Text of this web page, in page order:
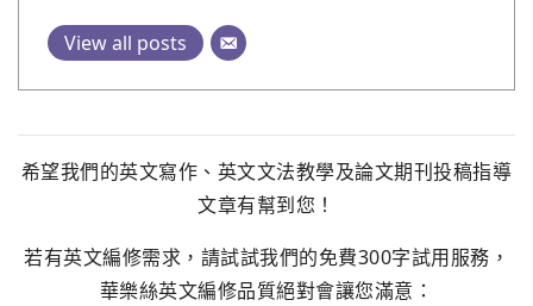
View all posts
希望我們的英文寫作、英文文法教學及論文期刊投稿指導
文章有幫到您！
若有英文編修需求，請試試我們的免費300字試用服務，
華樂絲英文編修品質絕對會讓您滿意：